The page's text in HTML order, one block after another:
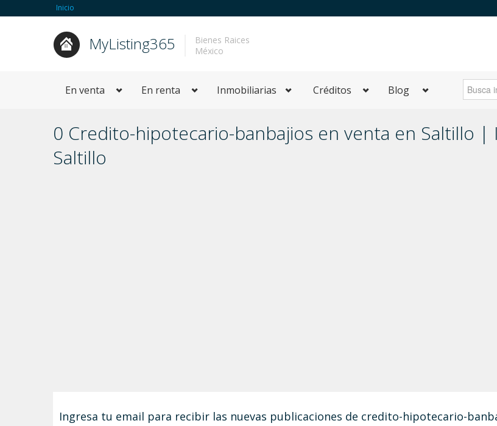
Inicio
MyListing365
Bienes Raices
México
En venta En renta Inmobiliarias Créditos Blog
0 Credito-hipotecario-banbajios en venta en Saltillo |
Saltillo
Ingresa tu email para recibir las nuevas publicaciones de credito-hipotecario-